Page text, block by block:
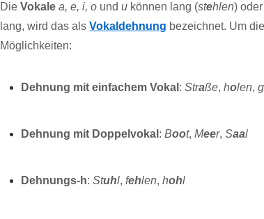
DieVokale a, e, i, o undu können lang (stehlen)
lang, wird das alsVokaldehnung bezeichnet. Um
Möglichkeiten:
Dehnung mit einfachem Vokal :Straße,holen,g
Dehnung mit Doppelvokal :Boot,Meer,Saal
Dehnungs-h:Stuhl,fehlen,hohl